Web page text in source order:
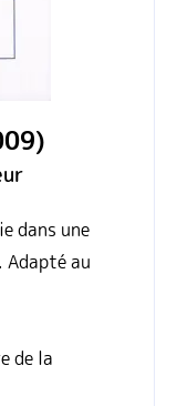
dans une
Adapté au
de la